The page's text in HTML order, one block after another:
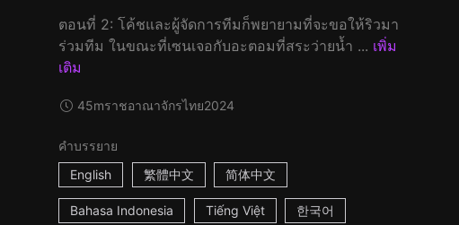
ตอนที่ 2: โค้ชและผู้จัดการทีมก็พยายามที่จะขอให้ริวมา
ร่วมทีม ในขณะที่เซนเจอกับอะตอมที่สระว่ายน้ำ ... เพิ่ม
เติม
45mราชอาณาจักรไทย2024
คำบรรยาย
English
繁體中文 简体中文
Bahasa Indonesia Tiếng Việt 한국어